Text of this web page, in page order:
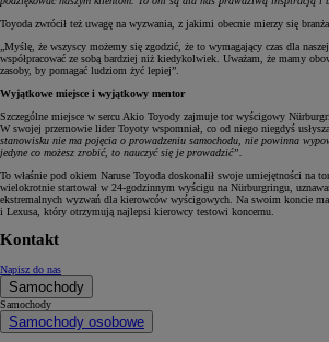
Toyoda zwrócił też uwagę na wyzwania, z jakimi obecnie mierzy się
„Myślę, że wszyscy możemy się zgodzić, że to wymagający czas dla
współpracować ze sobą bardziej niż kiedykolwiek. Uważam, że mamy
zasoby, by pomagać ludziom żyć lepiej”.
Wyjątkowe miejsce i wyjątkowy mentor
Szczególne miejsce w sercu Akio Toyody zajmuje tor wyścigowy
W swojej przemowie lider Toyoty wspomniał, co od niego niegdyś
stanowisku nie ma pojęcia o prowadzeniu samochodu, nie powinna
jedyne co możesz zrobić, to nauczyć się je prowadzić”.
To właśnie pod okiem Naruse Toyoda doskonalił swoje umiejętności na
wielokrotnie startował w 24-godzinnym wyścigu na Nürburgringu,
ekstremalnych wyzwań dla kierowców wyścigowych. Na swoim koncie
i Lexusa, który otrzymują najlepsi kierowcy testowi koncernu.
Kontakt
Napisz do nas
Samochody
Samochody
Samochody osobowe